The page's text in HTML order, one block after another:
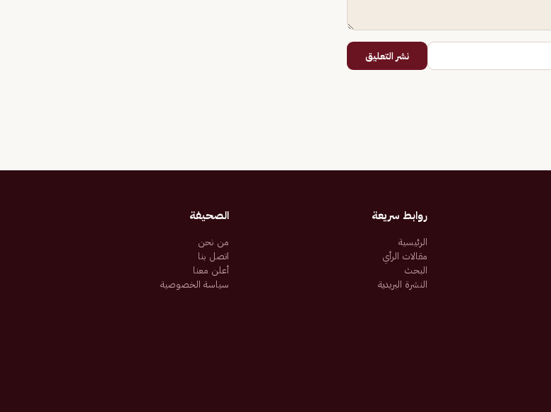
نشر التعليق
روابط سريعة
الرئيسية
مقالات الرأي
البحث
النشرة البريدية
الصحيفة
من نحن
اتصل بنا
أعلن معنا
سياسة الخصوصية